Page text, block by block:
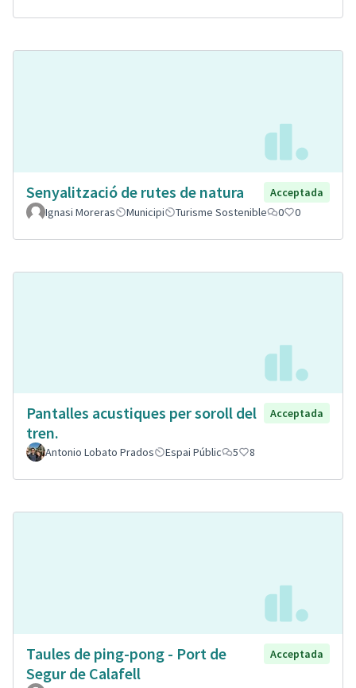
Senyalització de rutes de natura
Acceptada
Ignasi Moreras
Municipi Turisme Sostenible 0 0
Pantalles acustiques per soroll del
tren.
Acceptada
Antonio Lobato Prados Espai Públic 5 8
Taules de ping-pong - Port de
Segur de Calafell
Acceptada